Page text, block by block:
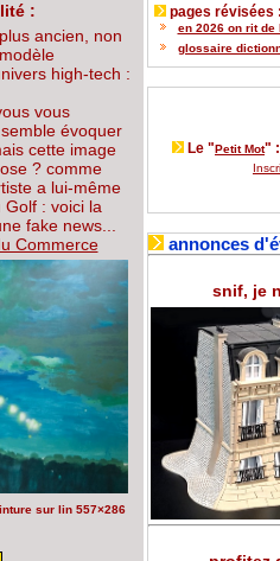
:
ancien, non
high-tech :
vous
évoquer
cette image
? comme
a lui-même
: voici la
fake news...
Commerce
sur lin 557×286
pages révisées :
en 2026 on rit de
glossaire
Le "Petit Mot"
annonces
snif, je